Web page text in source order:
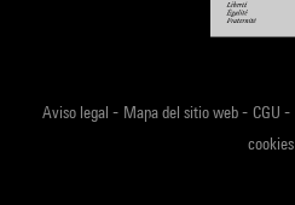
Aviso legal - Mapa del sitio web- CGU -
cookies